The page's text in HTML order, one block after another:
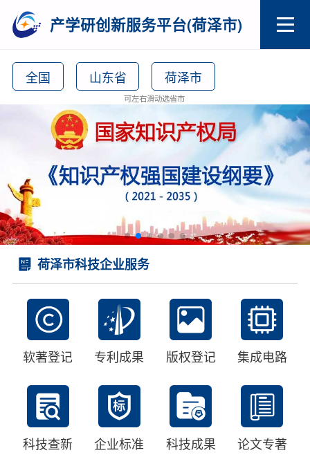
产学研创新服务平台(荷泽市)
全国 山东省 荷泽市
可左右滑动选省市
荷泽市科技企业服务
软著登记 专利成果 版权登记 集成电路
科技查新 企业标准 科技成果 论文专著